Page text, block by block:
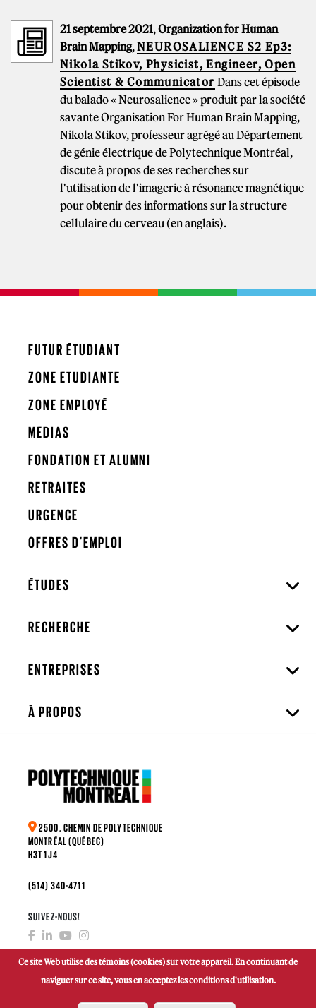
21 septembre 2021,Organization for Human
Brain Mapping,NEUROSALIENCE S2 Ep3:
Nikola Stikov, Physicist, Engineer, Open
Scientist & Communicator Dans cet épisode
du balado « Neurosalience » produit par la société
savante Organisation For Human Brain Mapping,
Nikola Stikov, professeur agrégé au Département
de génie électrique de Polytechnique Montréal,
discute à propos de ses recherches sur
l'utilisation de l'imagerie à résonance magnétique
pour obtenir des informations sur la structure
cellulaire du cerveau (en anglais).
FUTUR ÉTUDIANT
ZONE ÉTUDIANTE
ZONE EMPLOYÉ
MÉDIAS
FONDATION ET ALUMNI
RETRAITÉS
URGENCE
OFFRES D'EMPLOI
ÉTUDES
RECHERCHE
ENTREPRISES
À PROPOS
2500, CHEMIN DE POLYTECHNIQUE
MONTRÉAL (QUÉBEC)
H3T 1J4
(514) 340-4711
SUIVEZ-NOUS!
FAIRE UN DON
Ce site Web utilise des témoins (cookies) sur votre appareil. En continuant de
naviguer sur ce site, vous en acceptez les conditions d'utilisation.